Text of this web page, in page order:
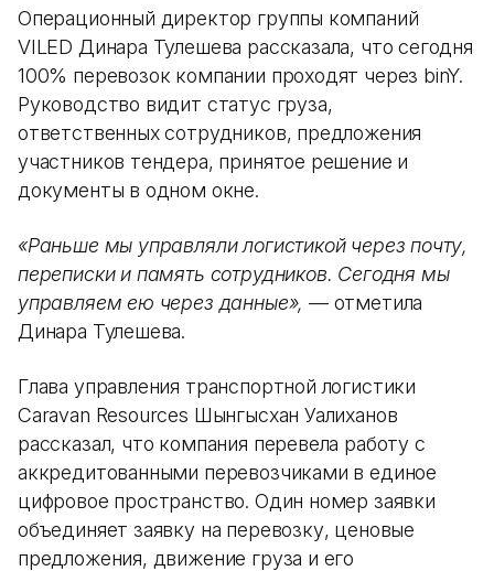
Операционный директор группы компаний
VILED Динара Тулешева рассказала, что сегодня
100% перевозок компании проходят через binY.
Руководство видит статус груза,
ответственных сотрудников, предложения
участников тендера, принятое решение и
документы в одном окне.
«Раньше мы управляли логистикой через почту,
переписки и память сотрудников. Сегодня мы
управляем ею через данные», — отметила
Динара Тулешева.
Глава управления транспортной логистики
Caravan Resources Шынгысхан Уалиханов
рассказал, что компания перевела работу с
аккредитованными перевозчиками в единое
цифровое пространство. Один номер заявки
объединяет заявку на перевозку, ценовые
предложения, движение груза и его